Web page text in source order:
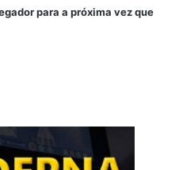
para a próxima vez que